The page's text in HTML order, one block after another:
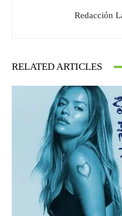
Redacción
RELATED ARTICLES